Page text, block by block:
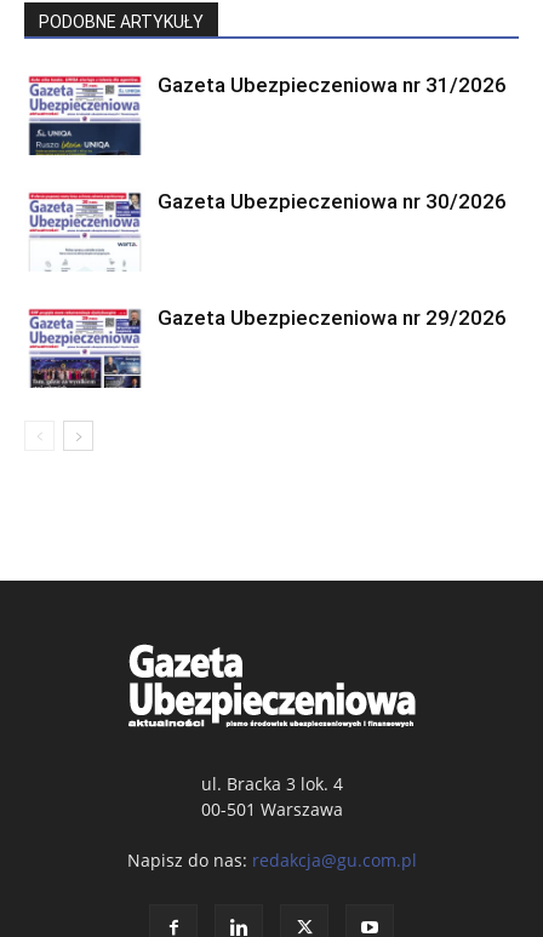
PODOBNE ARTYKUŁY
Gazeta Ubezpieczeniowa nr 31/2026
Gazeta Ubezpieczeniowa nr 30/2026
Gazeta Ubezpieczeniowa nr 29/2026
ul. Bracka 3 lok. 4
00-501 Warszawa
Napisz do nas: redakcja@gu.com.pl